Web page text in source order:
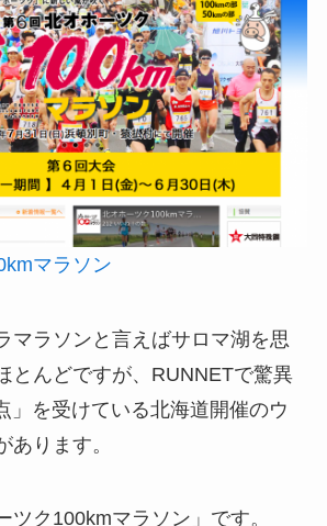
マラソン
マラソンと言えばサロマ湖を思
とんどですが、RUNNETで驚異
」を受けている北海道開催のウ
あります。
ツク100kmマラソン」です。